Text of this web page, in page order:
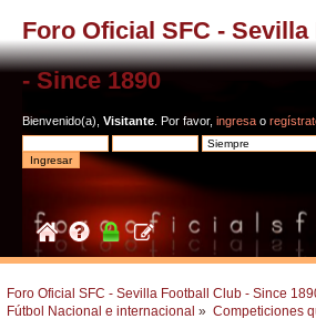
Foro Oficial SFC -
- Since 1890
Bienvenido(a), Visitante . Por favor, ingresa o
Foro Oficial SFC - Sevilla Football Club - Since
Fútbol Nacional e internacional » Competiciones